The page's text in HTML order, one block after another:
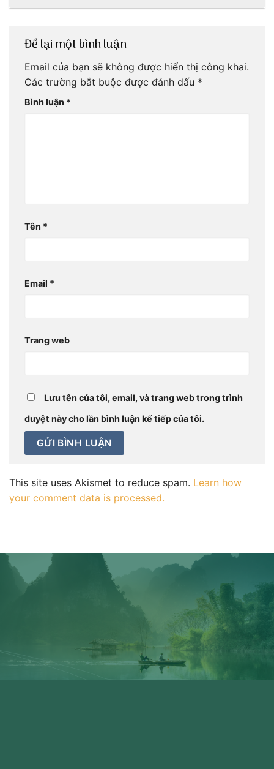
Để lại một bình luận
Email của bạn sẽ không được hiển thị công khai.
Các trường bắt buộc được đánh dấu *
Bình luận *
Tên *
Email *
Trang web
Lưu tên của tôi, email, và trang web trong trình
duyệt này cho lần bình luận kế tiếp của tôi.
This site uses Akismet to reduce spam. Learn how
your comment data is processed.